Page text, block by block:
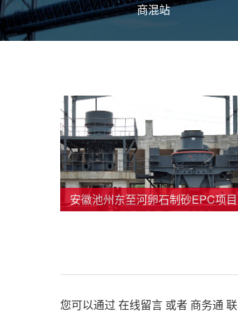
商混站
安徽池州东至河卵石制砂EPC项目
您可以通过 在线留言 或者 商务通